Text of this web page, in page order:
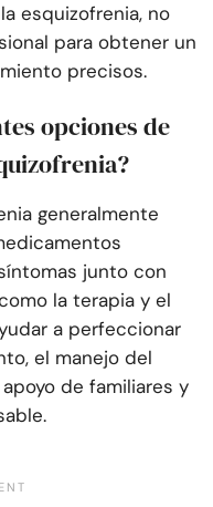
esquizofrenia, no
para obtener un
precisos.
opciones de
generalmente
junto con
la terapia y el
a perfeccionar
el manejo del
de familiares y